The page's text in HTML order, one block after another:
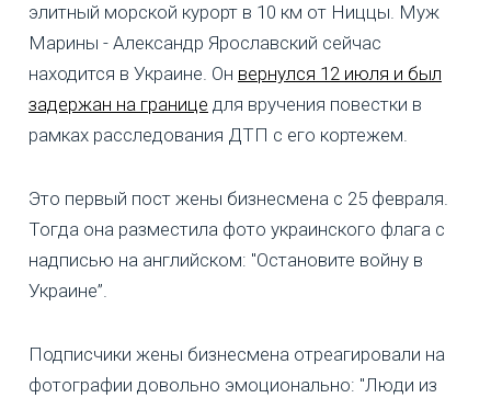
элитный морской курорт в 10 км от Ниццы. Муж
Марины - Александр Ярославский сейчас
находится в Украине. Он вернулся 12 июля и был
задержан на границе для вручения повестки в
рамках расследования ДТП с его кортежем.
Это первый пост жены бизнесмена с 25 февраля.
Тогда она разместила фото украинского флага с
надписью на английском: "Остановите войну в
Украине”.
Подписчики жены бизнесмена отреагировали на
фотографии довольно эмоционально: "Люди из